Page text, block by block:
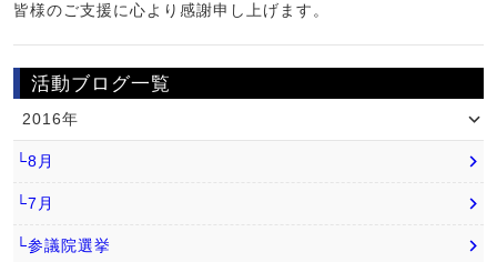
皆様のご支援に心より感謝申し上げます。
活動ブログ一覧
2016年
└8月
└7月
└参議院選挙